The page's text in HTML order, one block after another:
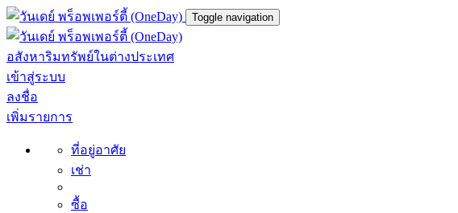
Toggle navigation
อสังหาริมทรัพย์ในต่างประเทศ
เข้าสู่ระบบ
ลงชื่อ
เพิ่มรายการ
ที่อยู่อาศัย
เช่า
ซื้อ